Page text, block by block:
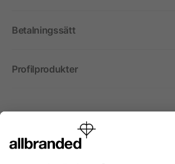
Betalningssätt
Profilprodukter
Internationellt